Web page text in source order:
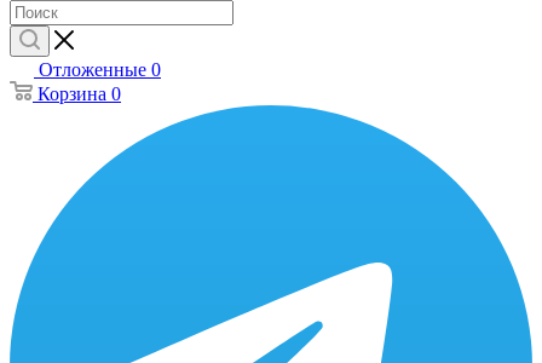
Отложенные 0
Корзина 0